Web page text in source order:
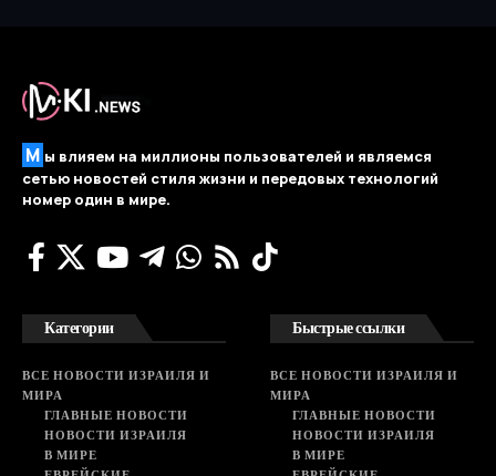
М ы влияем на миллионы пользователей и являемся
сетью новостей стиля жизни и передовых технологий
номер один в мире.
Категории
ВСЕ НОВОСТИ ИЗРАИЛЯ И
МИРА
ГЛАВНЫЕ НОВОСТИ
НОВОСТИ ИЗРАИЛЯ
В МИРЕ
Быстрые ссылки
ВСЕ НОВОСТИ ИЗРАИЛЯ И
МИРА
ГЛАВНЫЕ НОВОСТИ
НОВОСТИ ИЗРАИЛЯ
В МИРЕ